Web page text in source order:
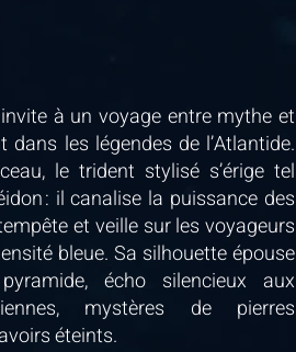
à un voyage entre mythe et
dans les légendes de l’Atlantide.
le trident stylisé s’érige tel
: il canalise la puissance des
et veille sur les voyageurs
bleue. Sa silhouette épouse
écho silencieux aux
mystères de pierres
éteints.